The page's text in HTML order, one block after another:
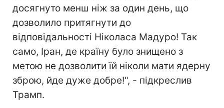
досягнуто менш ніж за один день, що
дозволило притягнути до
відповідальності Ніколаса Мадуро! Так
само, Іран, де країну було знищено з
метою не дозволити їй ніколи мати ядерну
зброю, йде дуже добре!", - підкреслив
Трамп.